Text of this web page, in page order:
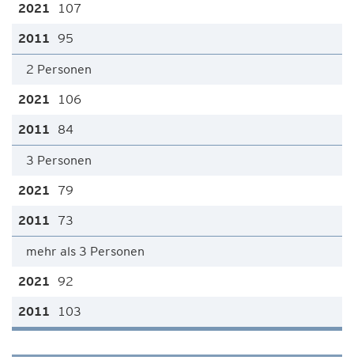
107
95
2 Personen
106
84
3 Personen
79
73
mehr als 3 Personen
92
103